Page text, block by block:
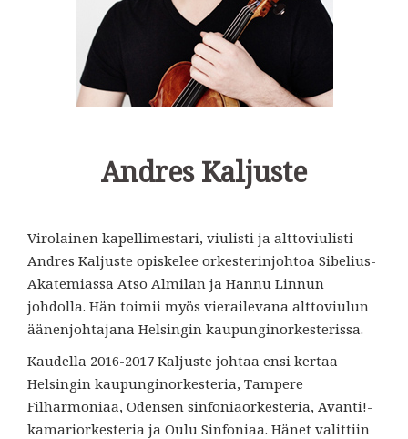
Andres Kaljuste
Virolainen kapellimestari, viulisti ja alttoviulisti
Andres Kaljuste opiskelee orkesterinjohtoa Sibelius-
Akatemiassa Atso Almilan ja Hannu Linnun
johdolla. Hän toimii myös vierailevana alttoviulun
äänenjohtajana Helsingin kaupunginorkesterissa.
Kaudella 2016-2017 Kaljuste johtaa ensi kertaa
Helsingin kaupunginorkesteria, Tampere
Filharmoniaa, Odensen sinfoniaorkesteria, Avanti!-
kamariorkesteria ja Oulu Sinfoniaa. Hänet valittiin